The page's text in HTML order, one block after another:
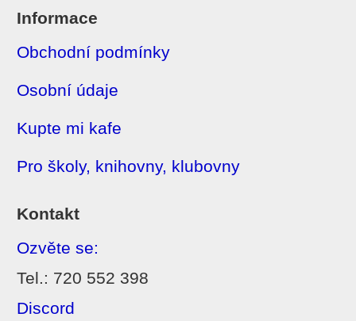
Informace
Obchodní podmínky
Osobní údaje
Kupte mi kafe
Pro školy, knihovny, klubovny
Kontakt
Ozvěte se:
Tel.: 720 552 398
Discord